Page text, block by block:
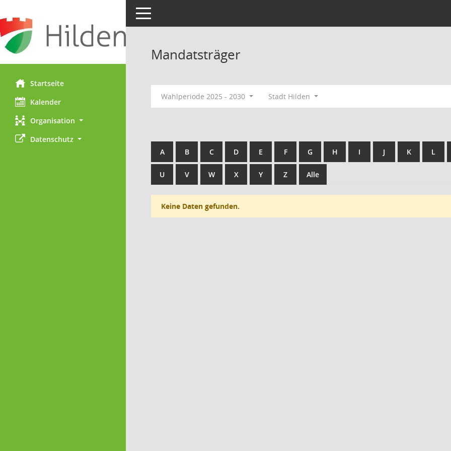
Startseite
Kalender
Organisation
Datenschutz
Toggle navigation
Mandatsträger
Wahlperiode 2025 - 2030 Stadt Hilden
A B C D E F G H I J K L
U V W X Y Z Alle
Keine Daten gefunden.